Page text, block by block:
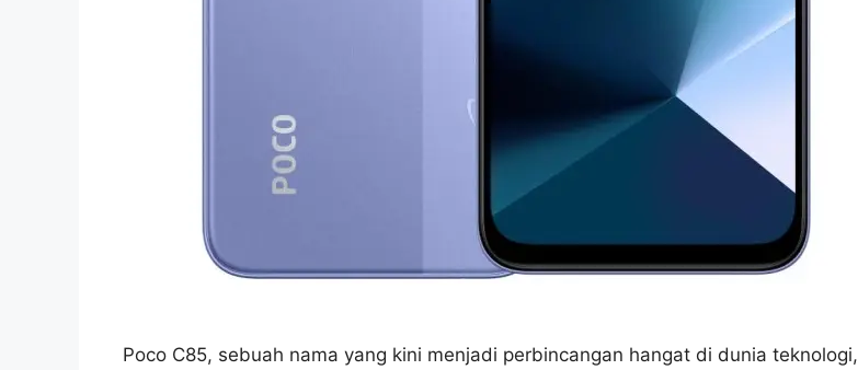
Poco C85, sebuah nama yang kini menjadi perbincangan hangat di dunia teknologi,